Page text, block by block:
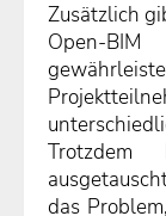
Zusätzlich
Open-
Trotzdem
das